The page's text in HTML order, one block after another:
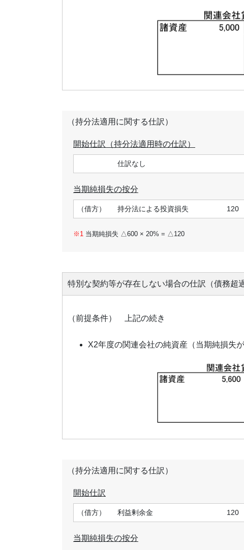
（持分法適用に関する仕訳）
開始仕訳（持分法適用時の仕訳）
仕訳なし
当期純損失の按分
（借方） 持分法による投資損失 120
当期純損失 △600 × 20% = △120
特別な契約等が存在しない場合の仕訳（債務超
（前提条件） 上記の続き
X2年度の関連会社の純資産（当期純損失
（持分法適用に関する仕訳）
開始仕訳
（借方） 利益剰余金 120
当期純損失の按分